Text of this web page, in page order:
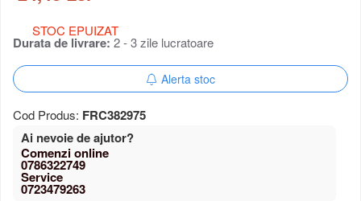
Antifurt bicicleta
Cosuri bicicleta
Pompa bicicleta
Produse intretinere bicicleta
Accesorii biciclete copii
Claxon bicicleta
Bidoane si suporti bicicleta
Suport telefon bicicleta
Oglinzi bicicleta
STOC EPUIZAT
Durata de livrare: 2 - 3 zile lucratoare
Alerta stoc
Cod Produs: FRC382975
Ai nevoie de ajutor?
0786322749
0723479263